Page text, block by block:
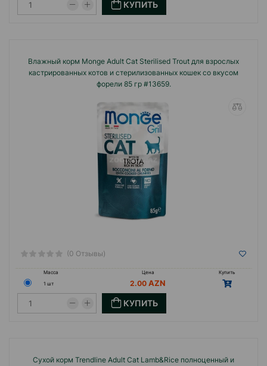
КУПИТЬ
Влажный корм Monge Adult Cat Sterilised Trout для взрослых
кастрированных котов и стерилизованных кошек со вкусом
форели 85 гр #13659.
(0 Отзывы)
Масса Цена
Купить
1 шт
2.00
КУПИТЬ
Сухой корм Trendline Adult Cat Lamb&Rice полноценный и